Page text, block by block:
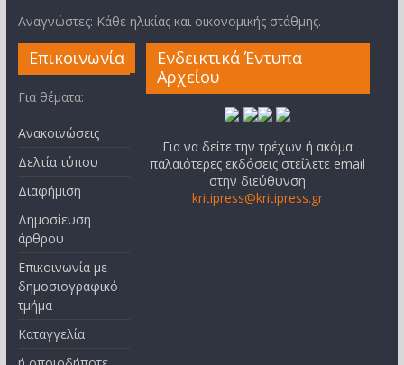
Αναγνώστες: Κάθε ηλικίας και οικονομικής στάθμης.
Επικοινωνία
Για θέματα:
Ανακοινώσεις
Δελτία τύπου
Διαφήμιση
Δημοσίευση
άρθρου
Επικοινωνία με
δημοσιογραφικό
τμήμα
Καταγγελία
Ενδεικτικά Έντυπα
Αρχείου
Για να δείτε την τρέχων ή ακόμα
παλαιότερες εκδόσεις στείλετε email
στην διεύθυνση
kritipress@kritipress.gr